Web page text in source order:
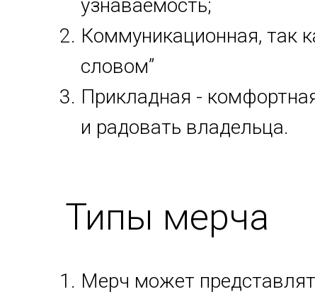
узнаваемость;
Коммуникационная, так
словом”
Прикладная -
и радовать владельца.
Типы мерча
Мерч может